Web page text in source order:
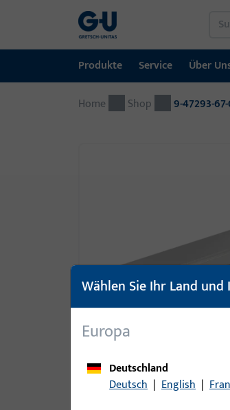
Produkte
Produkte
Service
Service
Über
Über Uns
Karriere
Referenzen
Kontakt
Home Shop 9-47293-67-
Wählen Sie Ihr Land und
Europa
Deutschland
Deutsch | English |